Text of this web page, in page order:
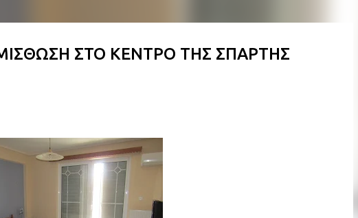
ΣΤΟ ΚΕΝΤΡΟ ΤΗΣ ΣΠΑΡΤΗΣ